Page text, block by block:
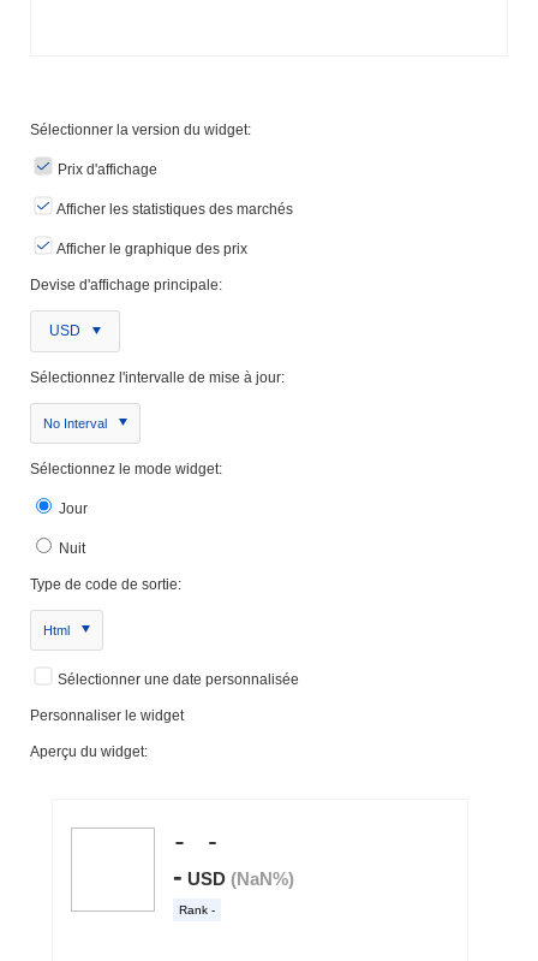
Sélectionner la version du widget:
Prix ​​d'affichage
Afficher les statistiques des marchés
Afficher le graphique des prix
Devise d'affichage principale:
USD
Sélectionnez l'intervalle de mise à jour:
No Interval
Sélectionnez le mode widget:
Jour
Nuit
Type de code de sortie:
Html
Sélectionner une date personnalisée
Personnaliser le widget
Aperçu du widget: